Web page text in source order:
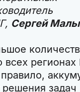
Сергей
всех
задач